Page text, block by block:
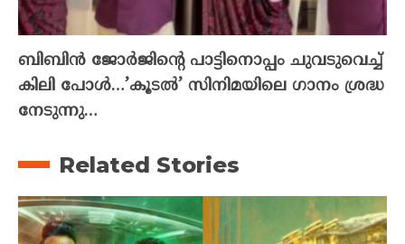
ബിബിൻ ജോർജിന്റെ പാട്ടിനൊപ്പം ചുവടുവെച്ച്
കിലി പോൾ…’കൂടൽ’ സിനിമയിലെ ഗാനം ശ്രദ്ധ
നേടുന്നു…
Related Stories